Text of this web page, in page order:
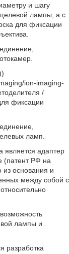
и шагу
лампы, а с
для фиксации
ion-imaging-
/
фиксации
ламп.
является адаптер
(патент РФ на
основания и
между собой с
лампы и
разработка